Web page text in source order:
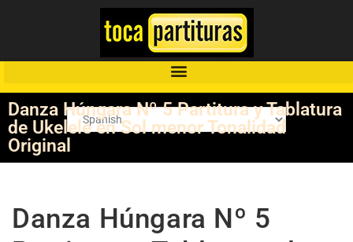
Danza Húngara Nº 5 Partitura y Tablatura
de Ukelele en Sol menor Tonalidad
Original
Danza Húngara Nº 5